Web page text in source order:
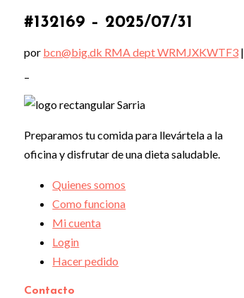
#132169 – 2025/07/31
por bcn@big.dk RMA dept WRMJXKWTF3 |
–
Preparamos tu comida para llevártela a la
oficina y disfrutar de una dieta saludable.
Quienes somos
Como funciona
Mi cuenta
Login
Hacer pedido
Contacto